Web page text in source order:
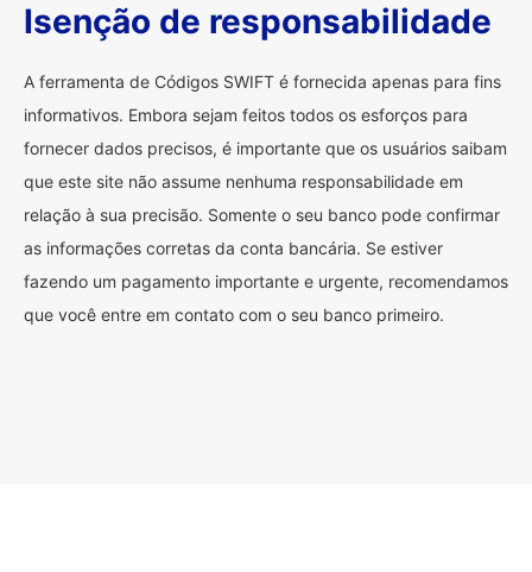
Isenção de responsabilidade
A ferramenta de Códigos SWIFT é fornecida apenas para fins
informativos. Embora sejam feitos todos os esforços para
fornecer dados precisos, é importante que os usuários saibam
que este site não assume nenhuma responsabilidade em
relação à sua precisão. Somente o seu banco pode confirmar
as informações corretas da conta bancária. Se estiver
fazendo um pagamento importante e urgente, recomendamos
que você entre em contato com o seu banco primeiro.